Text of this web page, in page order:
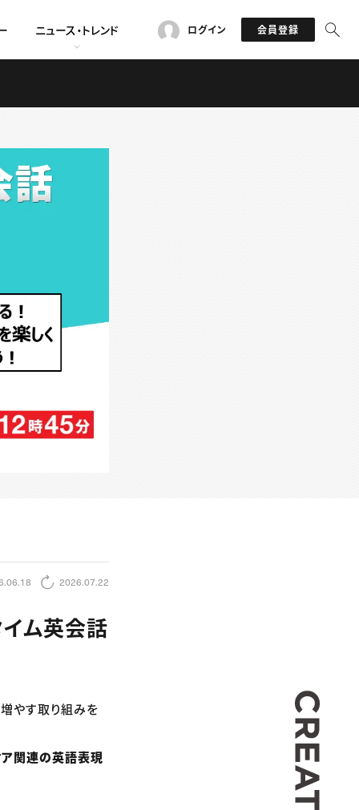
ニュース・トレンド ログイン 会員登録
2026.07.22
ム英会話
やす取り組みを
ア関連の英語表現